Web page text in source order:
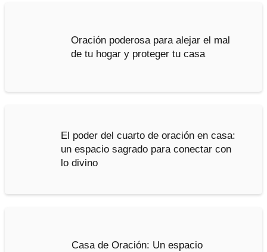
Oración poderosa para alejar el mal
de tu hogar y proteger tu casa
El poder del cuarto de oración en casa:
un espacio sagrado para conectar con
lo divino
Casa de Oración: Un espacio